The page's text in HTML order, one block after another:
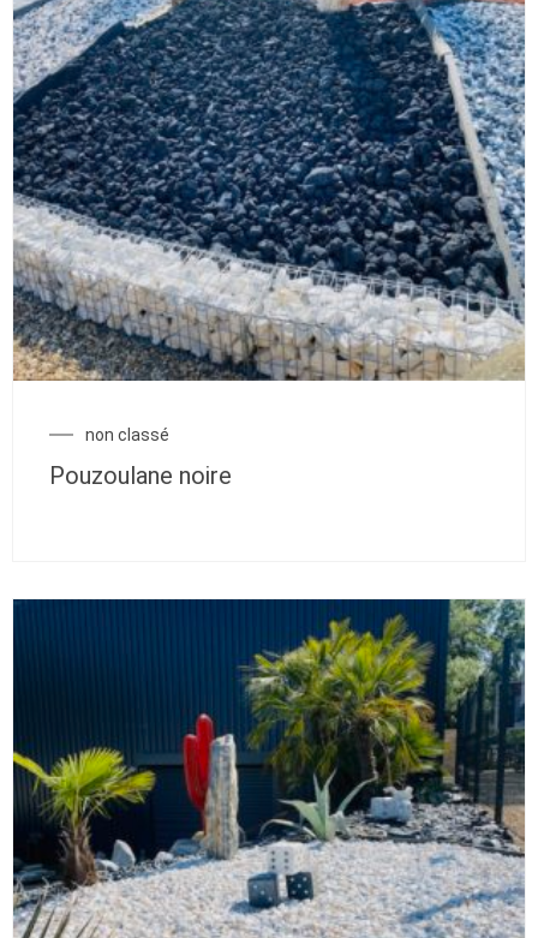
non classé
Pouzoulane noire